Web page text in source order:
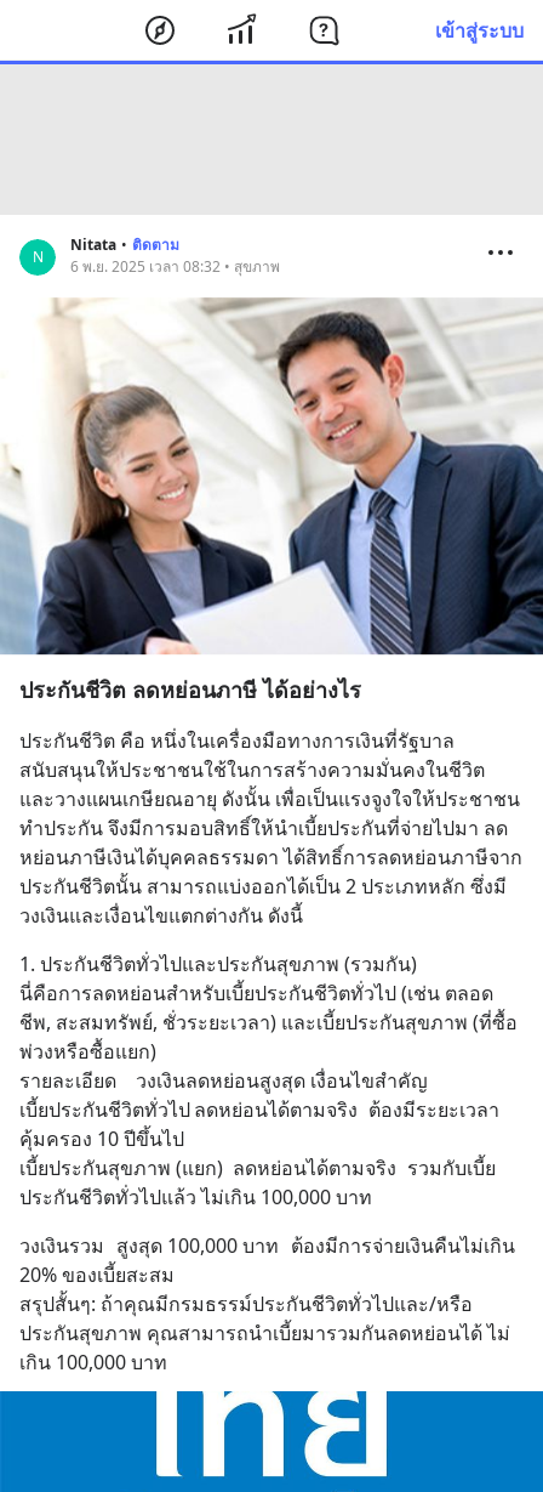
เข้าสู่ระบบ
N
Nitata • ติดตาม
6 พ.ย. 2025 เวลา 08:32 • สุขภาพ
ประกันชีวิต ลดหย่อนภาษี ได้อย่างไร
ประกันชีวิต คือ หนึ่งในเครื่องมือทางการเงินที่รัฐบาล
สนับสนุนให้ประชาชนใช้ในการสร้างความมั่นคงในชีวิต
และวางแผนเกษียณอายุ ดังนั้น เพื่อเป็นแรงจูงใจให้ประชาชน
ทำประกัน จึงมีการมอบสิทธิ์ให้นำเบี้ยประกันที่จ่ายไปมา ลด
หย่อนภาษีเงินได้บุคคลธรรมดา ได้สิทธิ์การลดหย่อนภาษีจาก
ประกันชีวิตนั้น สามารถแบ่งออกได้เป็น 2 ประเภทหลัก ซึ่งมี
วงเงินและเงื่อนไขแตกต่างกัน ดังนี้
1. ประกันชีวิตทั่วไปและประกันสุขภาพ (รวมกัน)
นี่คือการลดหย่อนสำหรับเบี้ยประกันชีวิตทั่วไป (เช่น ตลอด
ชีพ, สะสมทรัพย์, ชั่วระยะเวลา) และเบี้ยประกันสุขภาพ (ที่ซื้อ
พ่วงหรือซื้อแยก)
รายละเอียด	วงเงินลดหย่อนสูงสุด	เงื่อนไขสำคัญ
เบี้ยประกันชีวิตทั่วไป	ลดหย่อนได้ตามจริง	ต้องมีระยะเวลา
คุ้มครอง 10 ปีขึ้นไป
เบี้ยประกันสุขภาพ (แยก)	ลดหย่อนได้ตามจริง	รวมกับเบี้ย
ประกันชีวิตทั่วไปแล้ว ไม่เกิน 100,000 บาท
วงเงินรวม	สูงสุด 100,000 บาท	ต้องมีการจ่ายเงินคืนไม่เกิน
20% ของเบี้ยสะสม
สรุปสั้นๆ: ถ้าคุณมีกรมธรรม์ประกันชีวิตทั่วไปและ/หรือ
ประกันสุขภาพ คุณสามารถนำเบี้ยมารวมกันลดหย่อนได้ ไม่
เกิน 100,000 บาท